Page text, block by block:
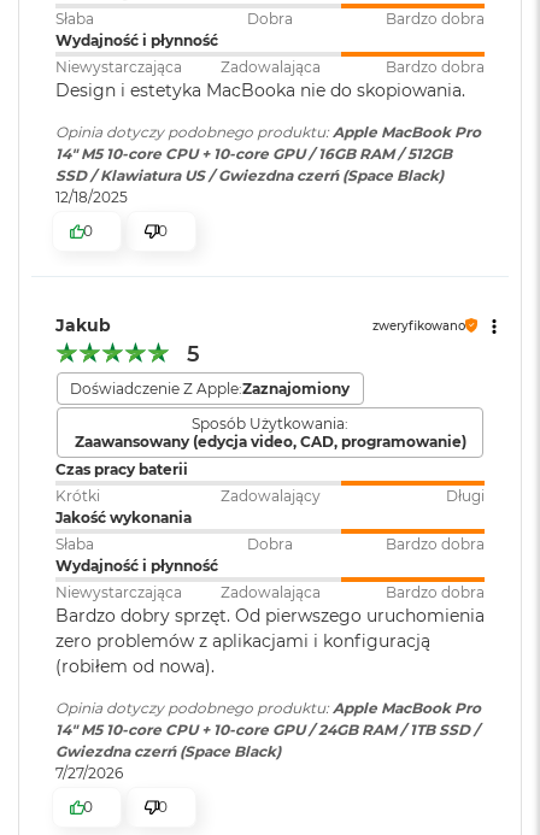
ś
c
i
d
y
k
u
M
B
o
k
A
i
r
5
6
G
B
M
a
c
B
o
o
A
i
r
5
Wyświetlacz
Wyświetlacz Super Retina XDR
Wyświetlacz Liquid Retina XDR o przekątnej 14,2 cala
XDR (Extreme Dynamic Range)
Kontrast 1 000 000:1
Jasność XDR: 1000 nitów utrzymywana na całym ekranie, 1600
nitów szczytowo2(tylko treści HDR)
Jasność w trybie SDR: nawet 1000 nitów (w plenerze)
Kolory
1 miliard kolorów
Szeroka gama kolorów (P3)
Technologia True Tone
Częstotliwość odświeżania
Technologia ProMotion zapewniająca adaptacyjną częstotliwość
internetowa:
Bateria: Litowo-polimerowa
Pojemność baterii: 72,4 Wh
zasilaczem USB-C o mocy 96W
Ładowanie i
rozbudowa:
(USB‑C) obsługujące:
Ładowanie,DisplayPort
Thunderbolt 4 (do 40 Gb/s),
USB 4 (do 40 Gb/s)
Klawiatura
numeryczna
NIE
Podświetlana
klawiatura:
TAK
Touch ID: TAK
Obsługa
Słaba
Dobra
Bardzo dobra
Wydajność i płynność
Niewystarczająca
Zadowalająca Bardzo dobra
Design i estetyka MacBooka nie do skopiowania.
Opinia dotyczy podobnego produktu:Apple MacBook Pro
14" M5 10-core CPU + 10-core GPU / 16GB RAM / 512GB
SSD / Klawiatura US / Gwiezdna czerń (Space Black)
12/18/2025
0
0
Jakub zweryfikowano
5
Doświadczenie Z Apple:Zaznajomiony
Sposób Użytkowania:
Zaawansowany (edycja video, CAD, programowanie)
Czas pracy baterii
Krótki
Zadowalający
Długi
Jakość wykonania
Słaba
Dobra
Bardzo dobra
Wydajność i płynność
Niewystarczająca
Zadowalająca Bardzo dobra
Bardzo dobry sprzęt. Od pierwszego uruchomienia
zero problemów z aplikacjami i konfiguracją
(robiłem od nowa).
Opinia dotyczy podobnego produktu:Apple MacBook Pro
14" M5 10-core CPU + 10-core GPU / 24GB RAM / 1TB SSD /
Gwiezdna czerń (Space Black)
7/27/2026
0
0